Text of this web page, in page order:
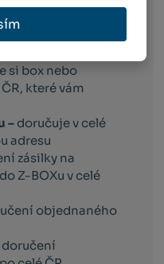
probíhá
dni expedici.
si box nebo
které vám
– doručuje v celé
adresu
zásilky na
Z-BOXu v celé
objednaného